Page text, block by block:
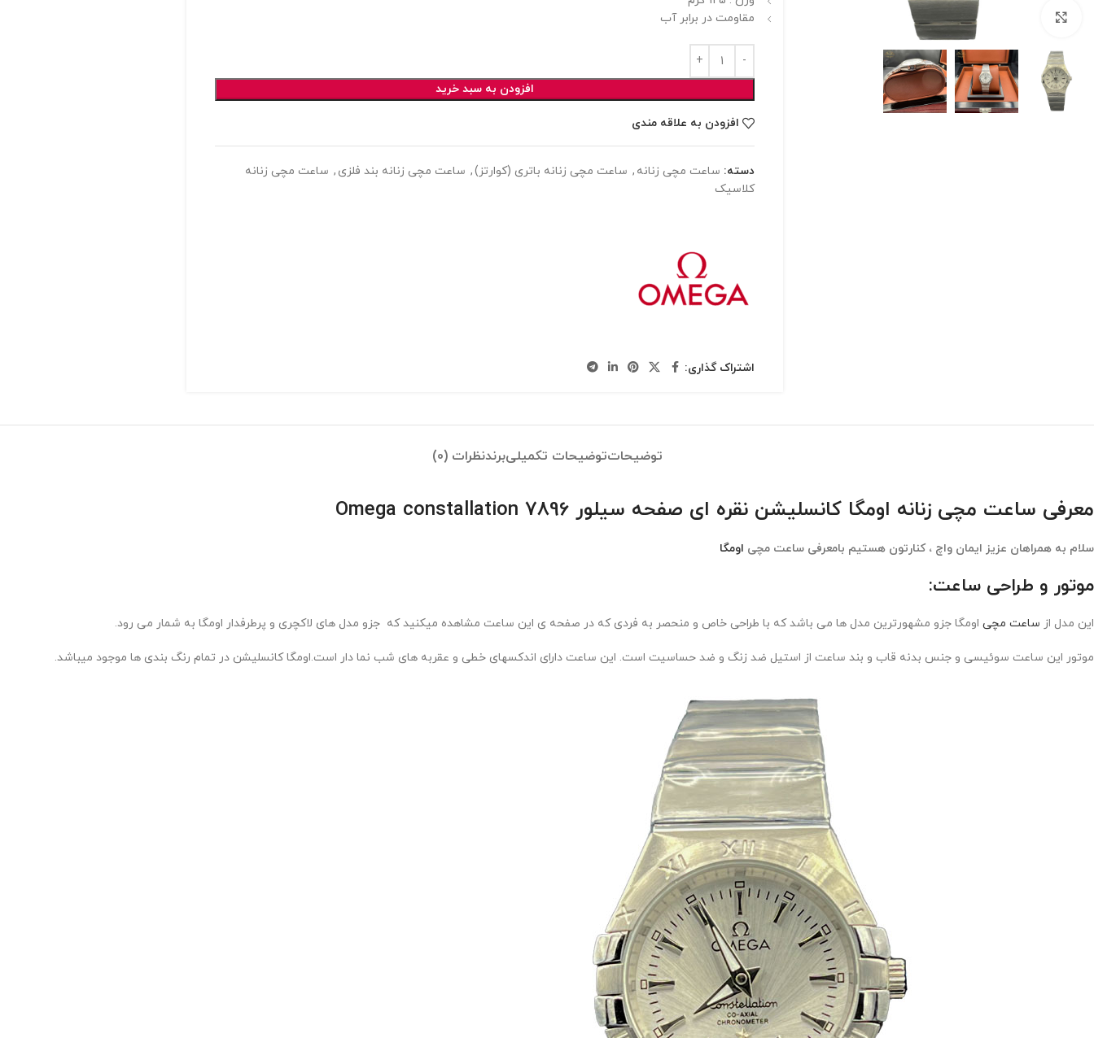
برای بزرگنمایی کلیک کنید
مقاومت در برابر آب
افزودن به سبد خرید
افزودن به علاقه مندی
دسته: ساعت مچی زنانه , ساعت مچی زنانه باتری (کوارتز), ساعت مچی زنانه بند فلزی , ساعت مچی زنانه
کلاسیک
اشتراک گذاری:
توضیحاتتوضیحات تکمیلیبرندنظرات (0)
معرفی ساعت مچی زنانه اومگا کانسلیشن نقره ای صفحه سیلور Omega constallation 7896
سلام به همراهان عزیز ایمان واچ ، کنارتون هستیم بامعرفی ساعت مچی اومگا
موتور و طراحی ساعت:
این مدل از ساعت مچی اومگا جزو مشهورترین مدل ها می باشد که با طراحی خاص و منحصر به فردی که در صفحه ی این ساعت مشاهده میکنید که جزو مدل های لاکچری و پرطرفدار اومگا به شمار می رود.
موتور این ساعت سوئیسی و جنس بدنه قاب و بند ساعت از استیل ضد زنگ و ضد حساسیت است. این ساعت دارای اندکسهای خطی و عقربه های شب نما دار است.اومگا کانسلیشن در تمام رنگ بندی ها موجود میباشد.